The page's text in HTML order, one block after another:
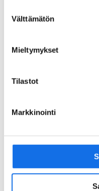
valinta
Välttämätön
Mieltymykset
Tilastot
Markkinointi
all started